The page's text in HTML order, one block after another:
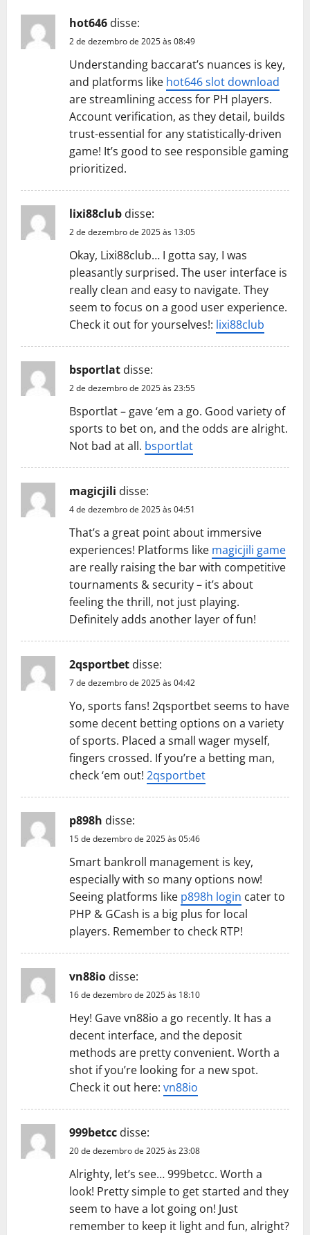
hot646 disse:
2 de dezembro de 2025 às 08:49
Understanding baccarat’s nuances is key,
and platforms like hot646 slot download
are streamlining access for PH players.
Account verification, as they detail, builds
trust-essential for any statistically-driven
game! It’s good to see responsible gaming
prioritized.
lixi88club disse:
2 de dezembro de 2025 às 13:05
Okay, Lixi88club… I gotta say, I was
pleasantly surprised. The user interface is
really clean and easy to navigate. They
seem to focus on a good user experience.
Check it out for yourselves!: lixi88club
bsportlat disse:
2 de dezembro de 2025 às 23:55
Bsportlat – gave ‘em a go. Good variety of
sports to bet on, and the odds are alright.
Not bad at all. bsportlat
magicjili disse:
4 de dezembro de 2025 às 04:51
That’s a great point about immersive
experiences! Platforms like magicjili game
are really raising the bar with competitive
tournaments & security – it’s about
feeling the thrill, not just playing.
Definitely adds another layer of fun!
2qsportbet disse:
7 de dezembro de 2025 às 04:42
Yo, sports fans! 2qsportbet seems to have
some decent betting options on a variety
of sports. Placed a small wager myself,
fingers crossed. If you’re a betting man,
check ‘em out! 2qsportbet
p898h disse:
15 de dezembro de 2025 às 05:46
Smart bankroll management is key,
especially with so many options now!
Seeing platforms like p898h login cater to
PHP & GCash is a big plus for local
players. Remember to check RTP!
vn88io disse:
16 de dezembro de 2025 às 18:10
Hey! Gave vn88io a go recently. It has a
decent interface, and the deposit
methods are pretty convenient. Worth a
shot if you’re looking for a new spot.
Check it out here: vn88io
999betcc disse:
20 de dezembro de 2025 às 23:08
Alrighty, let’s see… 999betcc. Worth a
look! Pretty simple to get started and they
seem to have a lot going on! Just
remember to keep it light and fun, alright?